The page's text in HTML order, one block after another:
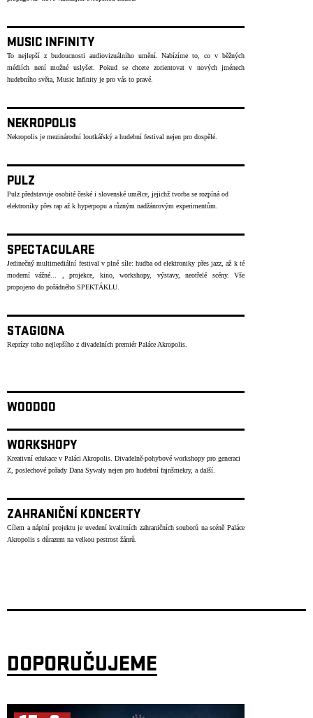
MUSIC INFINITY
To nejlepší z budoucnosti audiovizuálního umění. Nabízíme to, co v běžných
médiích není možné uslyšet. Pokud se chcete zorientovat v nových jménech
hudebního světa, Music Infinity je pro vás to pravé.
NEKROPOLIS
Nekropolis je mezinárodní loutkářský a hudební festival nejen pro dospělé.
PULZ
Pulz představuje osobité české i slovenské umělce, jejichž tvorba se rozpíná od
elektroniky přes rap až k hyperpopu a různým nadžánrovým experimentům.
SPECTACULARE
Jedinečný multimediální festival v plné síle: hudba od elektroniky přes jazz, až k té
moderní vážné... , projekce, kino, workshopy, výstavy, neotřelé scény. Vše
propojeno do pořádného SPEKTÁKLU.
STAGIONA
Reprízy toho nejlepšího z divadelních premiér Paláce Akropolis.
WOODOO
WORKSHOPY
Kreativní edukace v Paláci Akropolis. Divadelně-pohybové workshopy pro generaci
Z, poslechové pořady Dana Sywaly nejen pro hudební fajnšmekry, a další.
ZAHRANIČNÍ KONCERTY
Cílem a náplní projektu je uvedení kvalitních zahraničních souborů na scéně Paláce
Akropolis s důrazem na velkou pestrost žánrů.
DOPORUČUJEME